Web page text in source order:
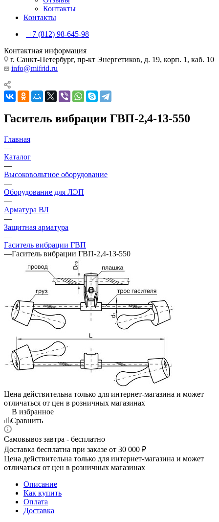
Контакты
Контакты
+7 (812) 98-645-98
Контактная информация
г. Санкт-Петербург, пр-кт Энергетиков, д. 19, корп. 1, каб. 10
info@mifrid.ru
Гаситель вибрации ГВП-2,4-13-550
Главная
—
Каталог
—
Высоковольтное оборудование
—
Оборудование для ЛЭП
—
Арматура ВЛ
—
Защитная арматура
—
Гаситель вибрации ГВП
—Гаситель вибрации ГВП-2,4-13-550
Цена действительна только для интернет-магазина и может
отличаться от цен в розничных магазинах
В избранное
Сравнить
Самовывоз завтра - бесплатно
Доставка бесплатна при заказе от 30 000 ₽
Цена действительна только для интернет-магазина и может
отличаться от цен в розничных магазинах
Описание
Как купить
Оплата
Доставка